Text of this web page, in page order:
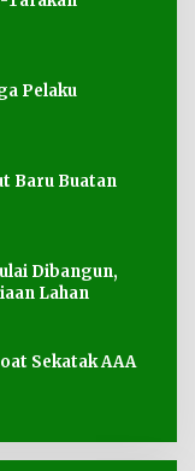
Pelaku
Baru Buatan
Dibangun,
Lahan
Sekatak AAA